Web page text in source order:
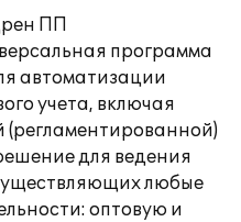
ПП
программа
автоматизации
учета, включая
(регламентированной)
для ведения
любые
оптовую и